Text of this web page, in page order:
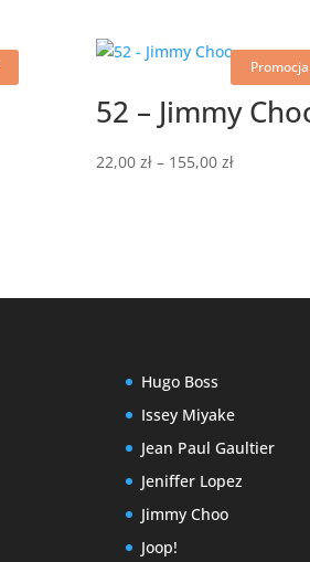
52 – Jimmy
22,00 zł – 155,00 złZakres
Hugo Boss
Issey Miyake
Jean Paul Gaultier
Jeniffer Lopez
Jimmy Choo
Joop!